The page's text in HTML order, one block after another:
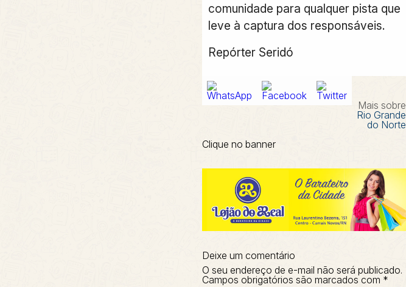
comunidade para qualquer pista que
leve à captura dos responsáveis.
Repórter Seridó
Mais sobre
Rio Grande
do Norte
Clique no banner
Deixe um comentário
O seu endereço de e-mail não será publicado.
Campos obrigatórios são marcados com *